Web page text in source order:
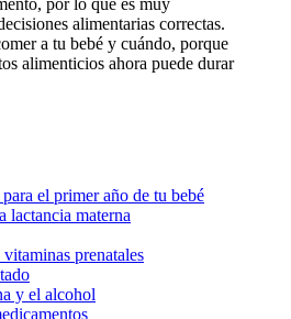
alimentarias correctas.
a tu bebé y cuándo, porque
alimenticios ahora puede durar
el primer año de tu bebé
lactancia materna
prenatales
y el alcohol